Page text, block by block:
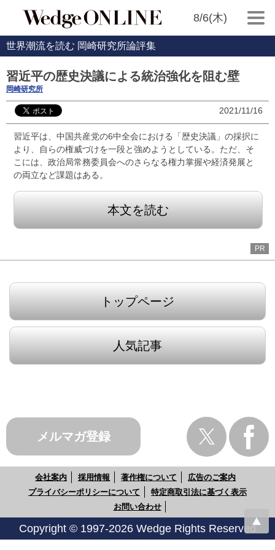
8/6(木)
世界潮流を読む 岡崎研究所論評集
習近平の歴史決議による統治強化を阻む壁
岡崎研究所
2021/11/16
習近平は、中国共産党の6中全会における「歴史決議」の採択に
より、自らの権威づけを一段と強めようとしている。ただ、そ
こには、政治局常務委員会へのさらなる権力掌握や経済発展と
の両立など課題はある。
本文を読む
PR
トップページ
人気記事
メルマガ登録
会社案内 採用情報 著作権について
広告のご案内
プライバシーポリシーについて
特定商取引法に基づく表示
お問い合わせ
Copyright © 1997-2026 Wedge Rights Reserved